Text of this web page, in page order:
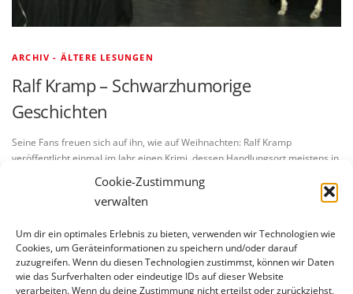
Cookie-Zustimmung
verwalten
Um dir ein optimales Erlebnis zu bieten, verwenden wir Technologien wie
Cookies, um Geräteinformationen zu speichern und/oder darauf
zuzugreifen. Wenn du diesen Technologien zustimmst, können wir Daten
wie das Surfverhalten oder eindeutige IDs auf dieser Website
verarbeiten. Wenn du deine Zustimmung nicht erteilst oder zurückziehst,
ARCHIV - ÄLTERE LESUNGEN
Ralf Kramp – Schwarzhumorige
Geschichten
Seine Fans freuen sich auf ihn, wie auf Weihnachten: Ralf Kramp
veröffentlicht einmal im Jahr einen Krimi, dessen Handlungsort meistens in
seiner Heimat, der Eifel liegt. Am 1. Dezember 2010 …